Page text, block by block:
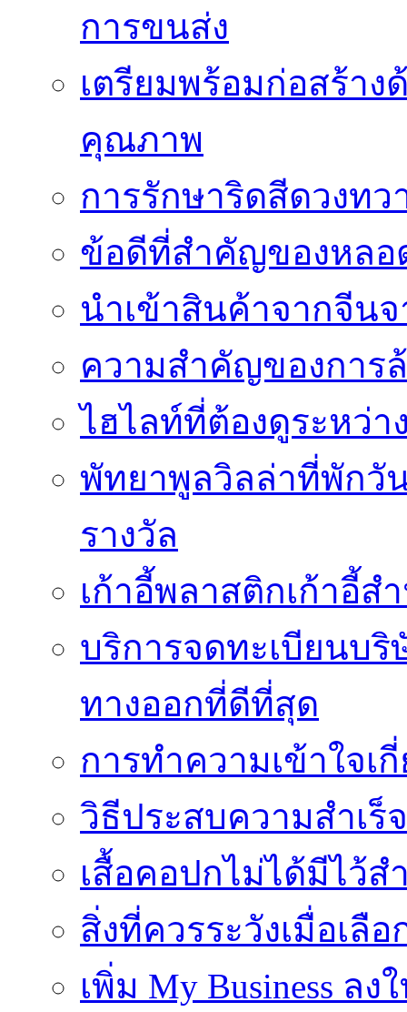
การขนส่ง
เตรียมพร้อมก่อสร้า
คุณภาพ
การรักษาริดสีดวงทว
ข้อดีที่สำคัญของหลอ
นำเข้าสินค้าจากจีน
ความสำคัญของการ
ไฮไลท์ที่ต้องดูระหว่า
พัทยาพูลวิลล่าที่พักวั
รางวัล
เก้าอี้พลาสติกเก้าอี้
บริการจดทะเบียนบ
ทางออกที่ดีที่สุด
การทำความเข้าใจเ
วิธีประสบความสำเ
เสื้อคอปกไม่ได้มีไว้
สิ่งที่ควรระวังเมื่อเลื
เพิ่ม My Business ลง